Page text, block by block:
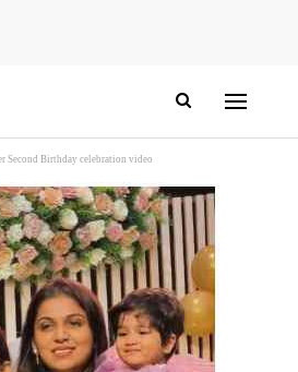
Birthday celebration video